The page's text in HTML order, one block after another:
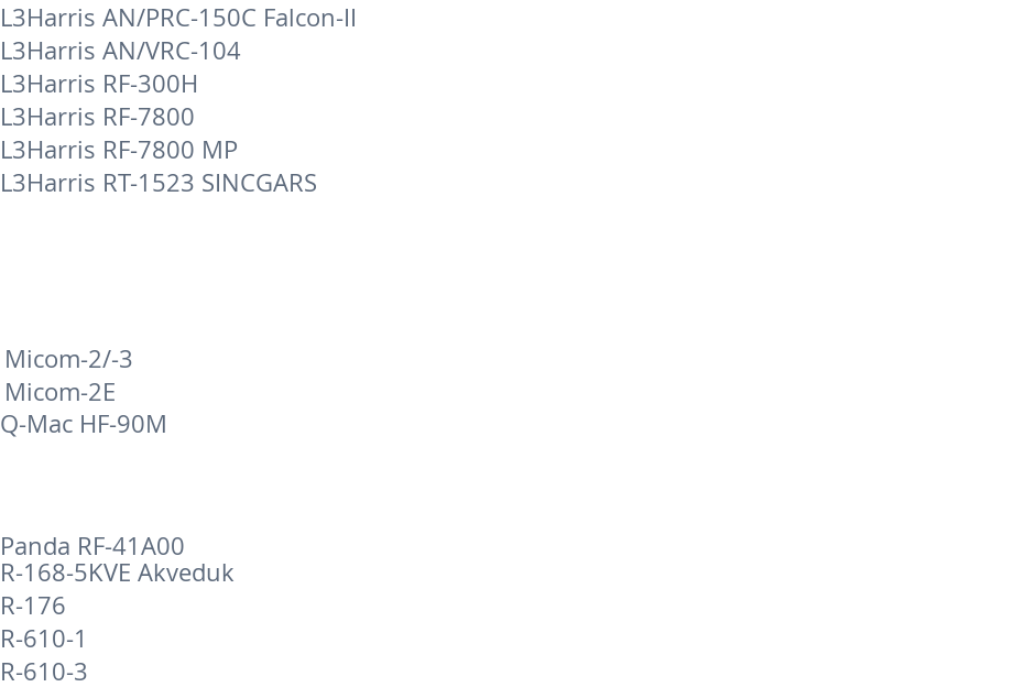
L3Harris AN/PRC-150C Falcon-II
L3Harris AN/VRC-104
L3Harris RF-300H
L3Harris RF-7800
L3Harris RF-7800 MP
L3Harris RT-1523 SINCGARS
Micom-2/-3
Micom-2E
Panda RF-41A00
Q-Mac HF-90M
R-168-5KVE Akveduk
R-176
R-610-1
R-610-3